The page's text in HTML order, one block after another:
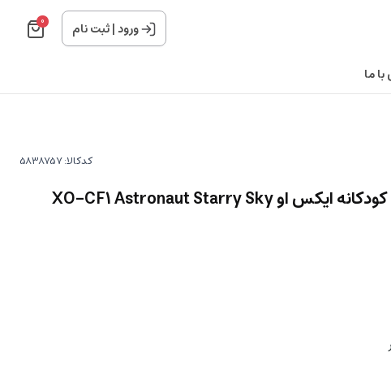
ورود|ثبت نام 0
ما
کدکالا:
چراغ خواب آسمان شب کودکانه ایکس او XO-CF1 Astronaut Starry Sky